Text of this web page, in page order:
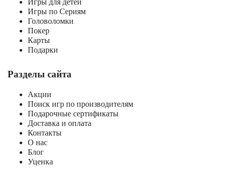
Игры по Сериям
Головоломки
Покер
Карты
Подарки
Разделы сайта
Акции
Поиск игр по производителям
Подарочные сертификаты
Доставка и оплата
Контакты
О нас
Блог
Уценка